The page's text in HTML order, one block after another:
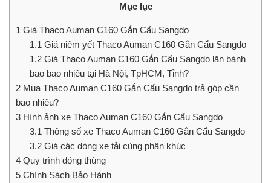
Mục lục
1 Giá Thaco Auman C160 Gắn Cẩu Sangdo
1.1 Giá niêm yết Thaco Auman C160 Gắn Cẩu Sangdo
1.2Giá Thaco Auman C160 Gắn Cẩu Sangdo lăn bánh
bao bao nhiêu tại Hà Nội, TpHCM, Tỉnh?
2 Mua Thaco Auman C160 Gắn Cẩu Sangdo trả góp cần
bao nhiêu?
3 Hình ảnh xe Thaco Auman C160 Gắn Cẩu Sangdo
3.1 Thông số xe Thaco Auman C160 Gắn Cẩu Sangdo
3.2Giá các dòng xe tải cùng phân khúc
4 Quy trình đóng thùng
5 Chính Sách Bảo Hành